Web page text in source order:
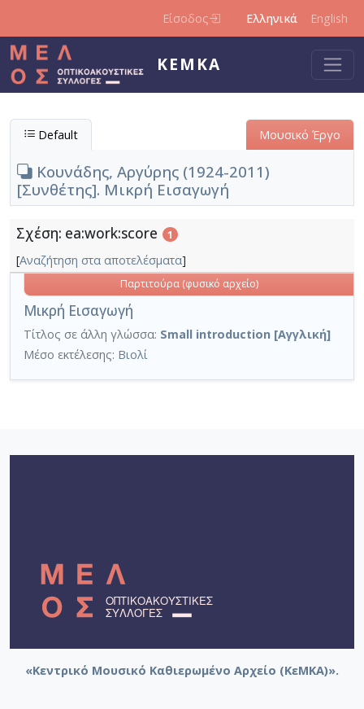
Είσοδος Ελληνικά English
ΚΕΜΚΑ
Default Μουσικό Έργο
Κουνάδης, Αργύρης (1924-2011)
[Συνθέτης]. Μικρή Εισαγωγή
Σχέση: ea:work:score 1
[Αναζήτηση στα αποτελέσματα]
Μικρή Εισαγωγή
Παρτιτούρα (φυσικό αρχείο)
Τίτλος σε άλλη γλώσσα: Small introduction [Αγγλική]
Μέσο εκτέλεσης: Βιολί
«Κεντρικό Μουσικό Καθιερωμένο Αρχείο (ΚεΜΚΑ)».